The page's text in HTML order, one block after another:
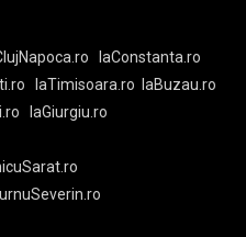
laConstanta.ro
laTimisoara.ro
laBuzau.ro
laGiurgiu.ro